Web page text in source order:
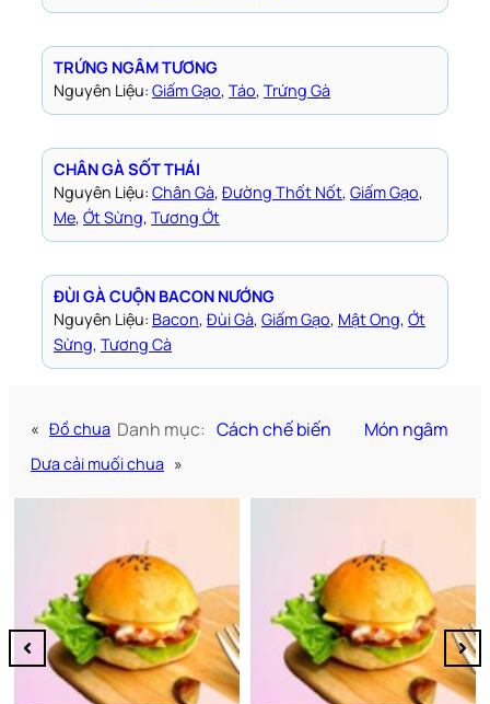
TRỨNG NGÂM TƯƠNG
Nguyên Liệu: Giấm Gạo, Táo, Trứng Gà
CHÂN GÀ SỐT THÁI
Nguyên Liệu: Chân Gà, Đường Thốt Nốt, Giấm Gạo
Me, Ớt Sừng, Tương Ớt
ĐÙI GÀ CUỘN BACON NƯỚNG
Nguyên Liệu: Bacon, Đùi Gà, Giấm Gạo, Mật Ong, Ớt
Sừng, Tương Cà
« Đồ chua Danh mục: Cách chế biến Món ngâm
Dưa cải muối chua »